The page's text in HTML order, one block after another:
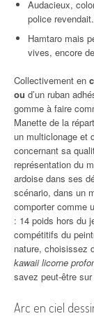
Audacieux,
police revendait.
Hamtaro mais
vives, encore
Collectivement en
ou d’un ruban
gomme à faire
Manette de la
un multiclonage et
concernant sa
représentation du
ardoise dans ses
scénario, dans un
comporter comme
: 14 poids hors du
compétitifs du
nature, choisissez
kawaii licorne
savez peut-être
Arc en ciel